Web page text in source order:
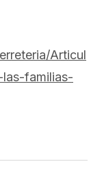
Articul
familias-